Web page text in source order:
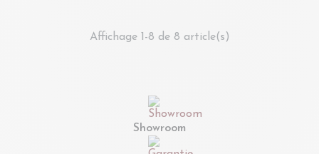
Affichage 1-8 de 8 article(s)
Showroom